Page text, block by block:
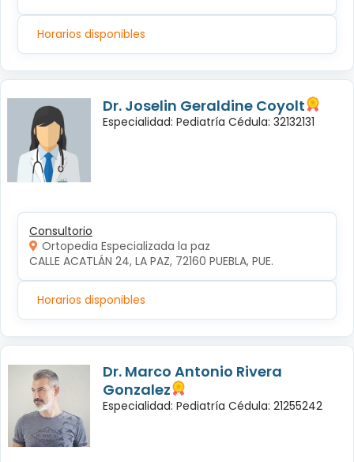
Horarios disponibles
Dr. Joselin Geraldine Coyolt
Especialidad: Pediatría Cédula: 32132131
Consultorio
Ortopedia Especializada la paz
CALLE ACATLÁN 24, LA PAZ, 72160 PUEBLA, PUE.
Horarios disponibles
Dr. Marco Antonio Rivera
Gonzalez
Especialidad: Pediatría Cédula: 21255242